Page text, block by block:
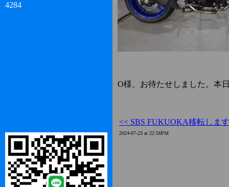
4284
O様、お待たせしました。本
<< SBS FUKUOKA移転します
2024-07-23 at 22:56PM